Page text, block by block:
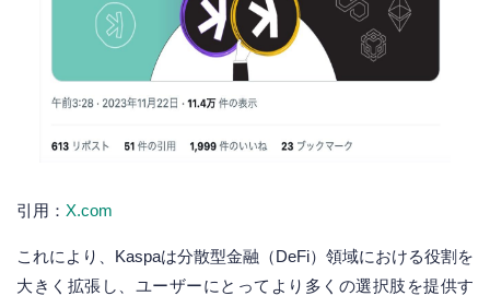
引用： X.com
これにより、Kaspaは分散型金融（DeFi）領域における役割を
大きく拡張し、ユーザーにとってより多くの選択肢を提供す